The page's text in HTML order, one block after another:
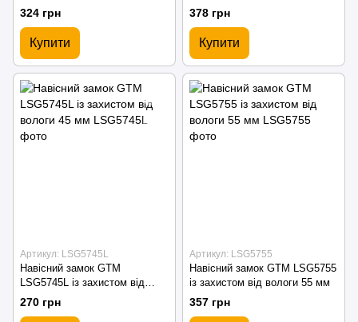
324 грн
Купити
378 грн
Купити
Артикул: LSG5745L
Навісний замок GTM
LSG5745L із захистом від
вологи 45 мм
270 грн
Артикул: LSG5755
Навісний замок GTM LSG5755
із захистом від вологи 55 мм
357 грн